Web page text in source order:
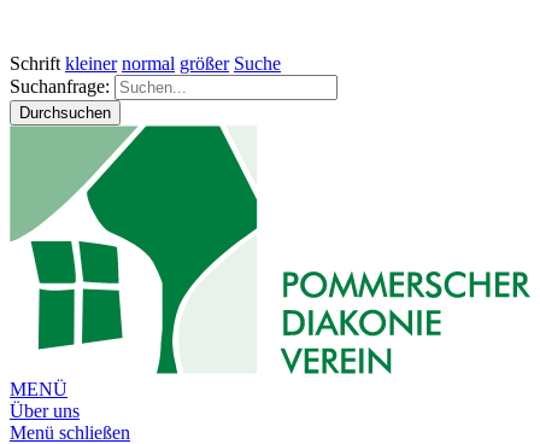
Schrift kleiner normal größer Suche
Suchanfrage:
Durchsuchen
MENÜ
Über uns
Menü schließen